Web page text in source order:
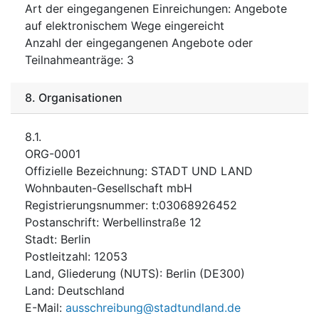
Art der eingegangenen Einreichungen: Angebote
auf elektronischem Wege eingereicht
Anzahl der eingegangenen Angebote oder
Teilnahmeanträge: 3
8. Organisationen
8.1.
ORG-0001
Offizielle Bezeichnung: STADT UND LAND
Wohnbauten-Gesellschaft mbH
Registrierungsnummer: t:03068926452
Postanschrift: Werbellinstraße 12
Stadt: Berlin
Postleitzahl: 12053
Land, Gliederung (NUTS): Berlin (DE300)
Land: Deutschland
E-Mail: ausschreibung@stadtundland.de